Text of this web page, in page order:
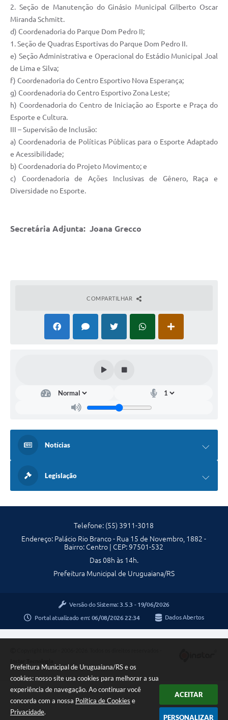
Prefeitura Municipal de Uruguaiana/RS e os
cookies: nosso site usa cookies para melhorar a sua
experiência de navegação. Ao continuar você
concorda com a nossa Política de Cookies e
Privacidade.
ACEITAR
PERSONALIZAR
2. Seção de Manutenção do Ginásio Municipal Gilberto Oscar
Miranda Schmitt.
d) Coordenadoria do Parque Dom Pedro II;
1. Seção de Quadras Esportivas do Parque Dom Pedro II.
e) Seção Administrativa e Operacional do Estádio Municipal Joal
de Lima e Silva;
f) Coordenadoria do Centro Esportivo Nova Esperança;
g) Coordenadoria do Centro Esportivo Zona Leste;
h) Coordenadoria do Centro de Iniciação ao Esporte e Praça do
Esporte e Cultura.
III – Supervisão de Inclusão:
a) Coordenadoria de Políticas Públicas para o Esporte Adaptado
e Acessibilidade;
b) Coordenadoria do Projeto Movimento; e
c) Coordenadoria de Ações Inclusivas de Gênero, Raça e
Diversidade no Esporte.
Secretária Adjunta: Joana Grecco
COMPARTILHAR
Notícias
Legislação
Telefone: (55) 3911-3018
Endereço: Palácio Rio Branco - Rua 15 de Novembro, 1882 -
Bairro: Centro | CEP: 97501-532
Das 08h às 14h.
Prefeitura Municipal de Uruguaiana/RS
Versão do Sistema: 3.5.3 - 19/06/2026
Portal atualizado em: 06/08/2026 22:34 Dados Abertos